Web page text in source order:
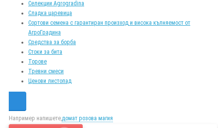
Селекции Agrogradina
Сладка царевица
Сортови семена с гарантиран произход и висока кълняемост от
АгроГрадина
Средства за борба
Стоки за бита
Торове
Тревни смеси
Ценови листопад
Например напишете,домат розова магия